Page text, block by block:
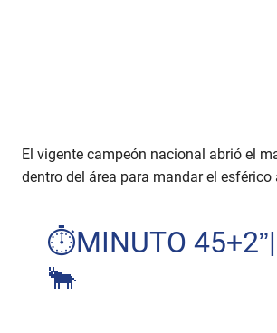
El vigente campeón nacional abrió el
dentro del área para mandar el esférico
⏱️MINUTO 45+2”|
🐂